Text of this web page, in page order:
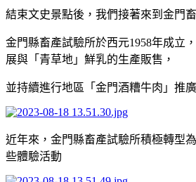
結束文史景點後，我們接著來到金門
金門縣畜產試驗所於西元1958年成立
展與「青草地」鮮乳的生產販售，
並持續進行地區「金門酒糟牛肉」推
近年來，金門縣畜產試驗所積極轉型
些體驗活動